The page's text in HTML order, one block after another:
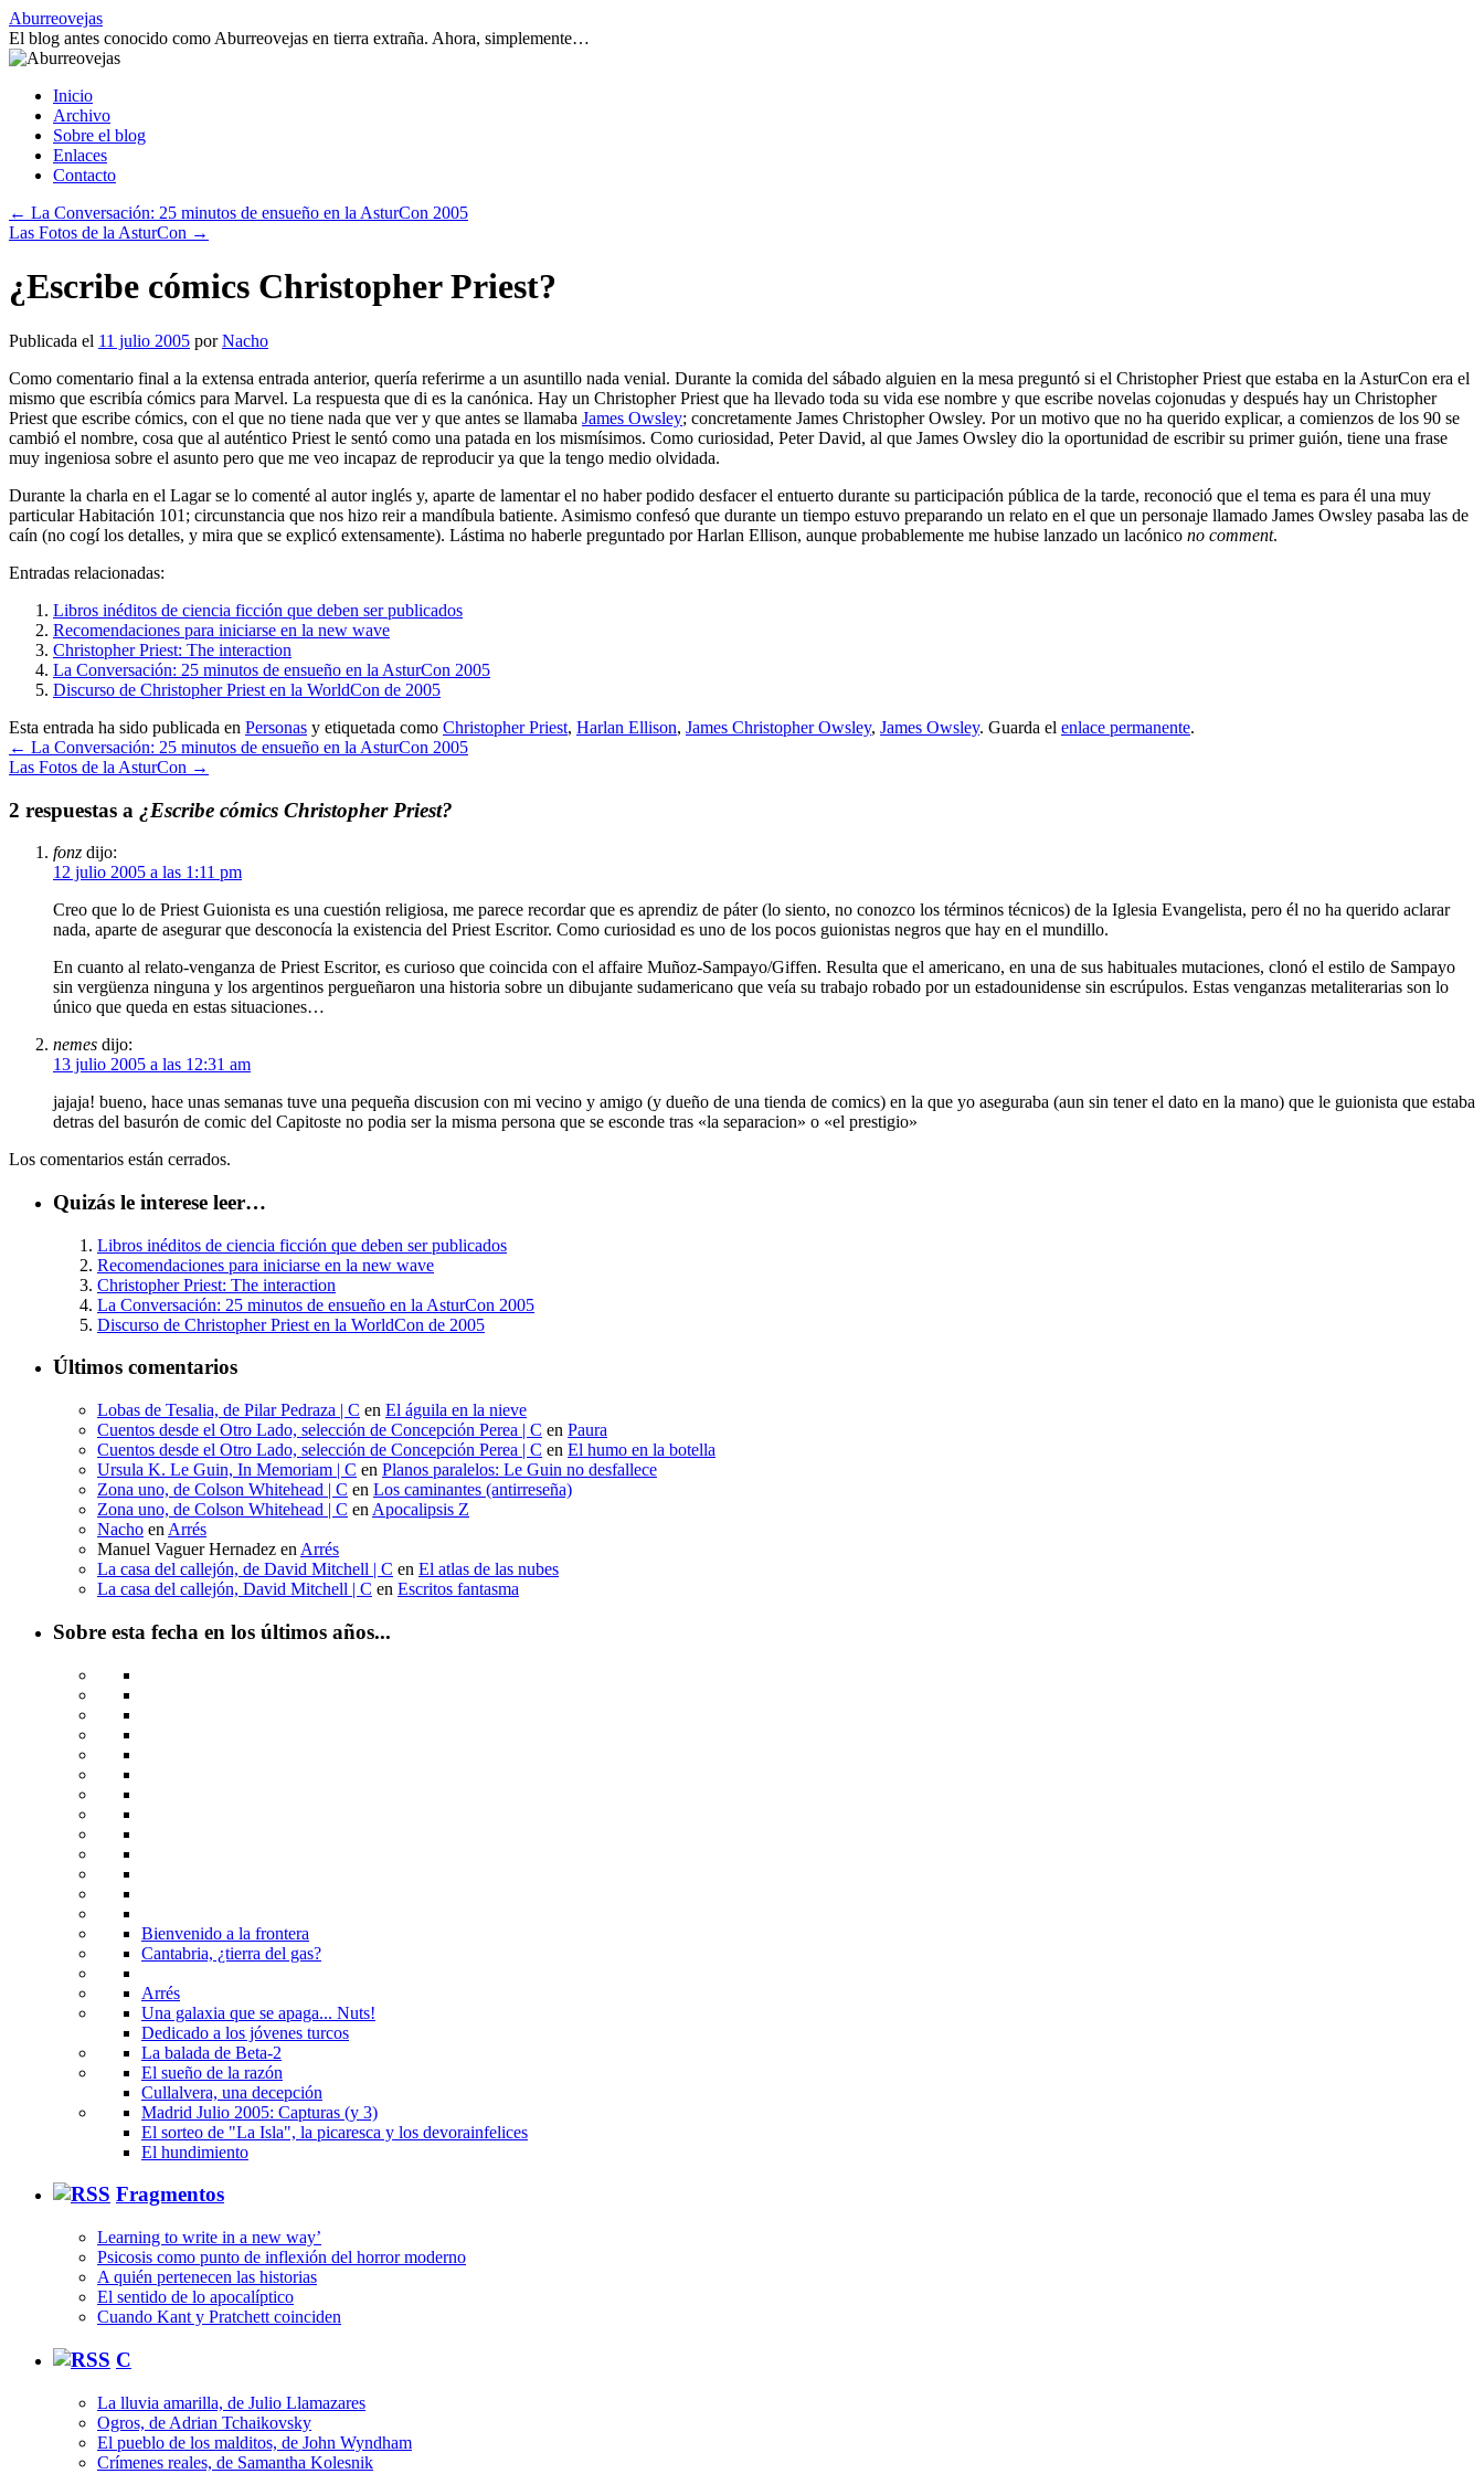
Saltar
al
contenido
Aburreovejas
El blog antes conocido como Aburreovejas en tierra extraña. Ahora, simplemente…
Inicio
Archivo
Sobre el blog
Enlaces
Contacto
← La Conversación: 25 minutos de ensueño en la AsturCon 2005
Las Fotos de la AsturCon →
¿Escribe cómics Christopher Priest?
Publicada el 11 julio 2005 por Nacho
Como comentario final a la extensa entrada anterior, quería referirme a un asuntillo nada venial. Durante la comida del sábado alguien en la mesa preguntó si el Christopher Priest que estaba en la AsturCon era el
mismo que escribía cómics para Marvel. La respuesta que di es la canónica. Hay un Christopher Priest que ha llevado toda su vida ese nombre y que escribe novelas cojonudas y después hay un Christopher
Priest que escribe cómics, con el que no tiene nada que ver y que antes se llamaba James Owsley; concretamente James Christopher Owsley. Por un motivo que no ha querido explicar, a comienzos de los 90 se
cambió el nombre, cosa que al auténtico Priest le sentó como una patada en los mismísimos. Como curiosidad, Peter David, al que James Owsley dio la oportunidad de escribir su primer guión, tiene una frase
muy ingeniosa sobre el asunto pero que me veo incapaz de reproducir ya que la tengo medio olvidada.
Durante la charla en el Lagar se lo comenté al autor inglés y, aparte de lamentar el no haber podido desfacer el entuerto durante su participación pública de la tarde, reconoció que el tema es para él una muy
particular Habitación 101; circunstancia que nos hizo reir a mandíbula batiente. Asimismo confesó que durante un tiempo estuvo preparando un relato en el que un personaje llamado James Owsley pasaba las de
caín (no cogí los detalles, y mira que se explicó extensamente). Lástima no haberle preguntado por Harlan Ellison, aunque probablemente me hubise lanzado un lacónico no comment.
Entradas relacionadas:
Libros inéditos de ciencia ficción que deben ser publicados
Recomendaciones para iniciarse en la new wave
Christopher Priest: The interaction
La Conversación: 25 minutos de ensueño en la AsturCon 2005
Discurso de Christopher Priest en la WorldCon de 2005
Esta entrada ha sido publicada en Personas y etiquetada como Christopher Priest, Harlan Ellison, James Christopher Owsley, James Owsley. Guarda el enlace permanente.
← La Conversación: 25 minutos de ensueño en la AsturCon 2005
Las Fotos de la AsturCon →
2 respuestas a ¿Escribe cómics Christopher Priest?
fonz dijo:
12 julio 2005 a las 1:11 pm
Creo que lo de Priest Guionista es una cuestión religiosa, me parece recordar que es aprendiz de páter (lo siento, no conozco los términos técnicos) de la Iglesia Evangelista, pero él no ha querido aclarar
nada, aparte de asegurar que desconocía la existencia del Priest Escritor. Como curiosidad es uno de los pocos guionistas negros que hay en el mundillo.
En cuanto al relato-venganza de Priest Escritor, es curioso que coincida con el affaire Muñoz-Sampayo/Giffen. Resulta que el americano, en una de sus habituales mutaciones, clonó el estilo de Sampayo
sin vergüenza ninguna y los argentinos pergueñaron una historia sobre un dibujante sudamericano que veía su trabajo robado por un estadounidense sin escrúpulos. Estas venganzas metaliterarias son lo
único que queda en estas situaciones…
nemes dijo:
13 julio 2005 a las 12:31 am
jajaja! bueno, hace unas semanas tuve una pequeña discusion con mi vecino y amigo (y dueño de una tienda de comics) en la que yo aseguraba (aun sin tener el dato en la mano) que le guionista que estaba
detras del basurón de comic del Capitoste no podia ser la misma persona que se esconde tras «la separacion» o «el prestigio»
Los comentarios están cerrados.
Quizás le interese leer…
Libros inéditos de ciencia ficción que deben ser publicados
Recomendaciones para iniciarse en la new wave
Christopher Priest: The interaction
La Conversación: 25 minutos de ensueño en la AsturCon 2005
Discurso de Christopher Priest en la WorldCon de 2005
Últimos comentarios
Lobas de Tesalia, de Pilar Pedraza | C en El águila en la nieve
Cuentos desde el Otro Lado, selección de Concepción Perea | C en Paura
Cuentos desde el Otro Lado, selección de Concepción Perea | C en El humo en la botella
Ursula K. Le Guin, In Memoriam | C en Planos paralelos: Le Guin no desfallece
Zona uno, de Colson Whitehead | C en Los caminantes (antirreseña)
Zona uno, de Colson Whitehead | C en Apocalipsis Z
Nacho en Arrés
Manuel Vaguer Hernadez en Arrés
La casa del callejón, de David Mitchell | C en El atlas de las nubes
La casa del callejón, David Mitchell | C en Escritos fantasma
Sobre esta fecha en los últimos años...
Bienvenido a la frontera
Cantabria, ¿tierra del gas?
Arrés
Una galaxia que se apaga... Nuts!
Dedicado a los jóvenes turcos
La balada de Beta-2
El sueño de la razón
Cullalvera, una decepción
Madrid Julio 2005: Capturas (y 3)
El sorteo de "La Isla", la picaresca y los devorainfelices
El hundimiento
Fragmentos
Learning to write in a new way’
Psicosis como punto de inflexión del horror moderno
A quién pertenecen las historias
El sentido de lo apocalíptico
Cuando Kant y Pratchett coinciden
C
La lluvia amarilla, de Julio Llamazares
Ogros, de Adrian Tchaikovsky
El pueblo de los malditos, de John Wyndham
Crímenes reales, de Samantha Kolesnik